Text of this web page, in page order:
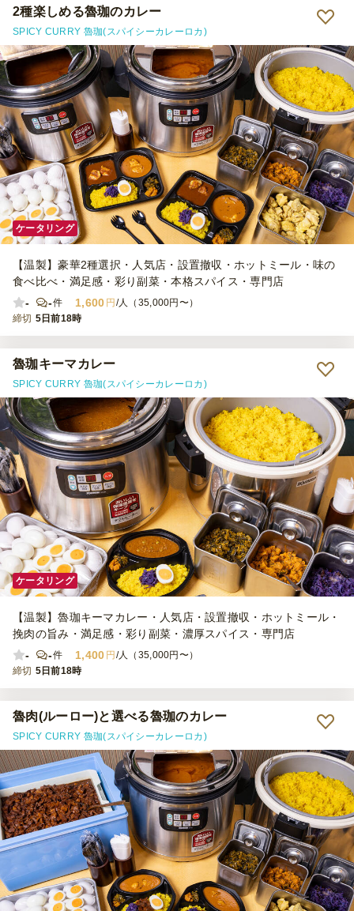
回はこちらでお皿を別途多めに用意したため、参加者がそれぞれ好き
な分量を取り分けて提供できるスタイルにできたのも良かったです。
味もサービスも大満足で、大変気に入りました。またぜひ利用させて
いただきたいです。
2種楽しめる魯珈のカレー
SPICY CURRY 魯珈(スパイシーカレーロカ)
ケータリング
【温製】豪華2種選択・人気店・設置撤収・ホットミール・味の
食べ比べ・満足感・彩り副菜・本格スパイス・専門店
-
-件 1,600 円 /人（35,000円〜）
締切 5日前18時
魯珈キーマカレー
SPICY CURRY 魯珈(スパイシーカレーロカ)
ケータリング
【温製】魯珈キーマカレー・人気店・設置撤収・ホットミール・
挽肉の旨み・満足感・彩り副菜・濃厚スパイス・専門店
-
-件 1,400 円 /人（35,000円〜）
締切 5日前18時
魯肉(ルーロー)と選べる魯珈のカレー
SPICY CURRY 魯珈(スパイシーカレーロカ)